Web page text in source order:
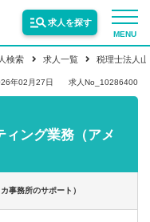
MENU
求人を探す
検索 求人一覧 税理士法人
年02月27日 求人No_10286400
ィング業務（アメ
事務所のサポート）